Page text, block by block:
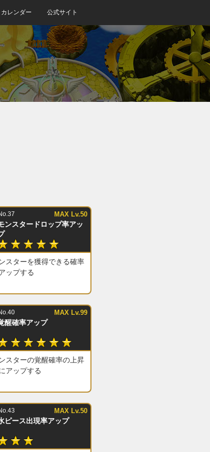
カレンダー 公式サイト
MAX Lv.50
ンスタードロップ率アッ
スターを獲得できる確率
ップする
MAX Lv.99
醒確率アップ
スターの覚醒確率の上昇
アップする
MAX Lv.50
ピース出現率アップ